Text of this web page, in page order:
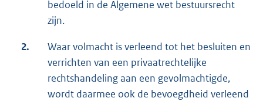
bedoeld in de Algemene wet bestuursrecht
zijn.
2.
Waar volmacht is verleend tot het besluiten en
verrichten van een privaatrechtelijke
rechtshandeling aan een gevolmachtigde,
wordt daarmee ook de bevoegdheid verleend